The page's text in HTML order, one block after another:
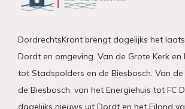
DordrechtsKrant brengt dagelijks het
Dordt en omgeving. Van de Grote Kerk
tot Stadspolders en de Biesbosch. Van
de Biesbosch, van het Energiehuis tot FC
dagelijks nieuws uit Dordt en het Eiland